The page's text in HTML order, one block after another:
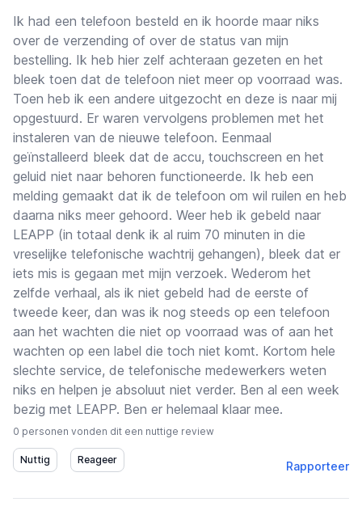
Ik had een telefoon besteld en ik hoorde maar niks
over de verzending of over de status van mijn
bestelling. Ik heb hier zelf achteraan gezeten en het
bleek toen dat de telefoon niet meer op voorraad was.
Toen heb ik een andere uitgezocht en deze is naar mij
opgestuurd. Er waren vervolgens problemen met het
instaleren van de nieuwe telefoon. Eenmaal
geïnstalleerd bleek dat de accu, touchscreen en het
geluid niet naar behoren functioneerde. Ik heb een
melding gemaakt dat ik de telefoon om wil ruilen en heb
daarna niks meer gehoord. Weer heb ik gebeld naar
LEAPP (in totaal denk ik al ruim 70 minuten in die
vreselijke telefonische wachtrij gehangen), bleek dat er
iets mis is gegaan met mijn verzoek. Wederom het
zelfde verhaal, als ik niet gebeld had de eerste of
tweede keer, dan was ik nog steeds op een telefoon
aan het wachten die niet op voorraad was of aan het
wachten op een label die toch niet komt. Kortom hele
slechte service, de telefonische medewerkers weten
niks en helpen je absoluut niet verder. Ben al een week
bezig met LEAPP. Ben er helemaal klaar mee.
0 personen vonden dit een nuttige review
Rapporteer